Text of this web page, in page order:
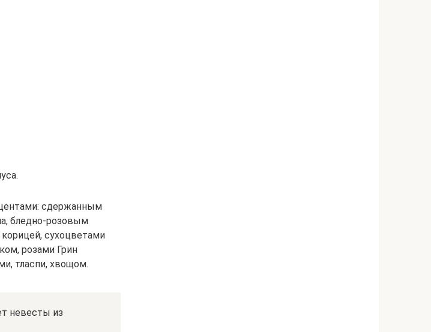
сдержанным
бледно-розовым
сухоцветами
розами Грин
тласпи, хвощом.
невесты из